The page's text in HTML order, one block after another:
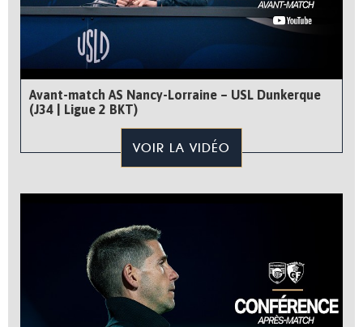
Avant-match AS Nancy-Lorraine – USL Dunkerque
(J34 | Ligue 2 BKT)
VOIR LA VIDÉO